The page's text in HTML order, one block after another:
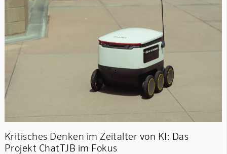
Kritisches Denken im Zeitalter von KI: Das
Projekt ChatTJB im Fokus